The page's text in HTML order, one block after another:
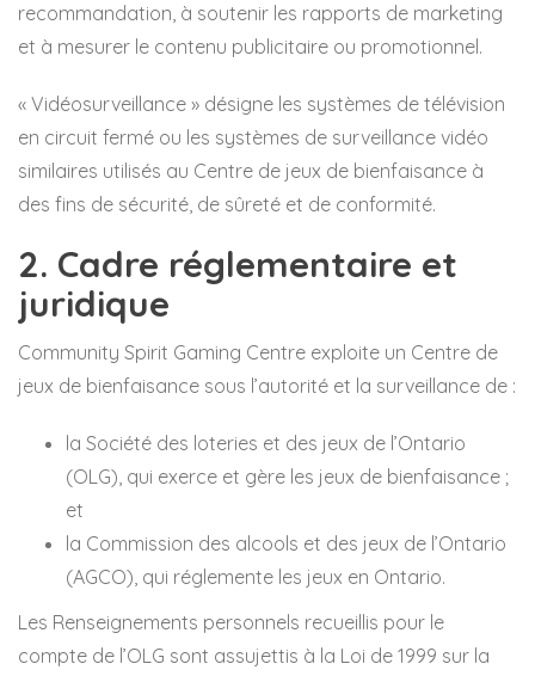
recommandation, à soutenir les rapports de marketing
et à mesurer le contenu publicitaire ou promotionnel.
« Vidéosurveillance » désigne les systèmes de télévision
en circuit fermé ou les systèmes de surveillance vidéo
similaires utilisés au Centre de jeux de bienfaisance à
des fins de sécurité, de sûreté et de conformité.
2. Cadre réglementaire et
juridique
Community Spirit Gaming Centre exploite un Centre de
jeux de bienfaisance sous l’autorité et la surveillance de :
la Société des loteries et des jeux de l’Ontario
(OLG), qui exerce et gère les jeux de bienfaisance ;
et
la Commission des alcools et des jeux de l’Ontario
(AGCO), qui réglemente les jeux en Ontario.
Les Renseignements personnels recueillis pour le
compte de l’OLG sont assujettis à la Loi de 1999 sur la